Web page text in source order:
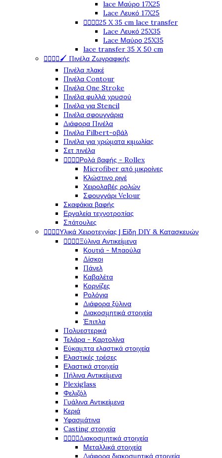
lace Μαύρο 17X25
Lace Λευκό 17X25
25 X 35 cm lace transfer
Lace Λευκό 25X35
Lace Μαύρο 25X35
lace transfer 35 Χ 50 cm
🖌️ Πινέλα Ζωγραφικής
Πινέλα πλακέ
Πινέλα Contour
Πινέλα One Stroke
Πινέλα φυλλά χρυσού
Πινέλα για Stencil
Πινέλα σφουγγάρια
Διάφορα Πινέλα
Πινέλα Filbert-οβάλ
Πινέλα για χρώματα κιμωλίας
Σετ πινέλα
Ρολά βαφής - Rollex
Microfiber από μικροίνες
Κλώστινο ριγέ
Χειρολαβές ρολών
Σφουγγάρι Velour
Σκαφάκια βαφής
Εργαλεία τεχνοτροπίας
Σπάτουλες
Υλικά Χειροτεχνίας | Είδη DIY & Κατασκευών
Ξύλινα Αντικείμενα
Κουτιά - Μπαούλα
Δίσκοι
Πάνελ
Καβαλέτα
Κορνίζες
Ρολόγια
Διάφορα ξύλινα
Διακοσμητικά στοιχεία
Έπιπλα
Πολυεστερικά
Τελάρα - Καρτολίνα
Εύκαμπτα ελαστικά στοιχεία
Ελαστικές τρέσες
Ελαστικά στοιχεία
Πήλινα Αντικείμενα
Plexiglass
Φελιζόλ
Γυάλινα Αντικείμενα
Κεριά
Υφασμάτινα
Casting στοιχεία
Διακοσμητικά στοιχεία
Μεταλλικά στοιχεία
Διάφορα διακοσμητικά στοιχεία